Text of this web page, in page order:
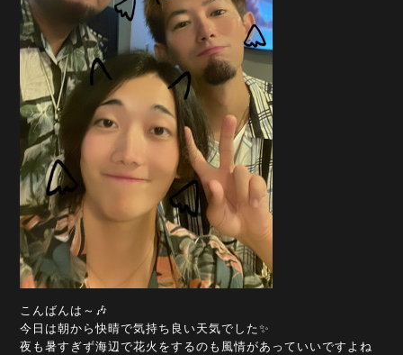
こんばんは～🎶
今日は朝から快晴で気持ち良い天気でした✨
夜も暑すぎず海辺で花火をするのも風情があっていいですよね